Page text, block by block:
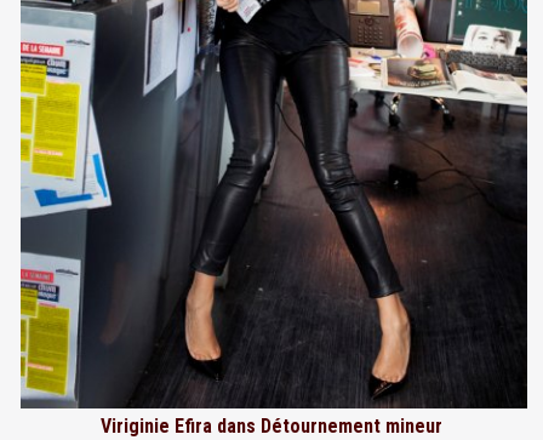
Viriginie Efira dans Détournement mineur